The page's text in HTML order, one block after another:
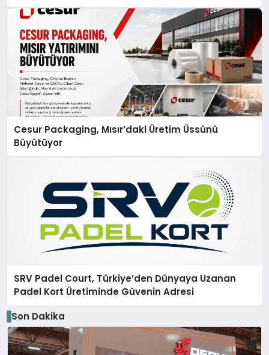
Cesur Packaging, Mısır’daki Üretim Üssünü
Büyütüyor
SRV Padel Court, Türkiye’den Dünyaya Uzanan
Padel Kort Üretiminde Güvenin Adresi
Son Dakika